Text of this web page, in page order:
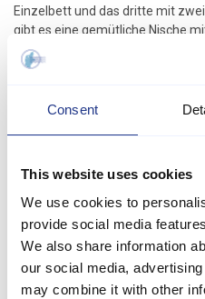
Consent
This website uses cookies
We use cookies to
provide social media
We also share information
our social media,
may combine it with other
Einzelbett und das dritte mit
gibt es eine gemütliche Nische
Betten – ideal für größere
WC und Fußbodenheizung, die
eine energiesparende
Wünschen regeln können.
Das Wohnzimmer ist der
an kalten Abenden für eine
Sie mit Familie und Freunden
auf dem Fernseher mit
ansehen. WLAN ist ebenfalls